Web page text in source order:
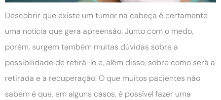
Descobrir que existe um tumor na cabeça é certamente
uma notícia que gera apreensão. Junto com o medo,
porém, surgem também muitas dúvidas sobre a
possibilidade de retirá-lo e, além disso, sobre como será a
retirada e a recuperação. O que muitos pacientes não
sabem é que, em alguns casos, é possível fazer uma